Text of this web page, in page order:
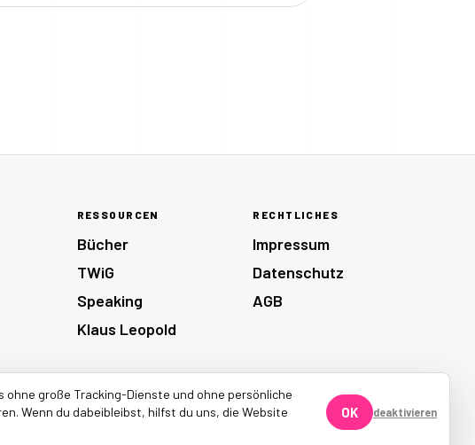
RESSOURCEN
Bücher
TWiG
Speaking
Klaus Leopold
RECHTLICHES
Impressum
Datenschutz
AGB
große Tracking-Dienste und ohne persönliche
Wenn du dabeibleibst, hilfst du uns, die Website
OK deaktivieren